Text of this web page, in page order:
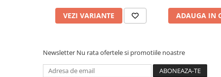
Display & signage
Ecrane Digital Signage
VEZI VARIANTE ADAUGA IN
Newsletter Nu rata ofertele si promotiile noastre